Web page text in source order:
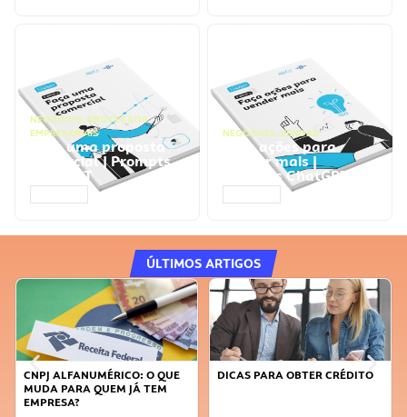
NEGÓCIOS, PROCESSOS
EMPRESARIAIS
Faça uma proposta
comercial | Prompts
ChatGPT
NEGÓCIOS, VENDAS
Faça ações para
vender mais |
Prompts ChatGPT
ÚLTIMOS ARTIGOS
CNPJ ALFANUMÉRICO: O QUE
MUDA PARA QUEM JÁ TEM
EMPRESA?
DICAS PARA OBTER CRÉDITO